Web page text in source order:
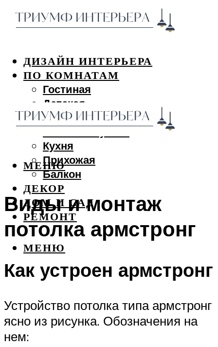
ДИЗАЙН ИНТЕРЬЕРА
ПО КОМНАТАМ
Гостиная
Детская
Спальня
Кухня
Прихожая
Балкон
ДЕКОР
ДОМ И САД
РЕМОНТ
МЕНЮ
МЕНЮ
Виды и монтаж
потолка армстронг
Как устроен армстронг
Устройство потолка типа армстронг
ясно из рисунка. Обозначения на
нем: